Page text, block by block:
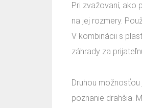
Pri zvažovaní, ako
na jej rozmery.
V kombinácii s
záhrady za
Druhou
poznanie drahšia.